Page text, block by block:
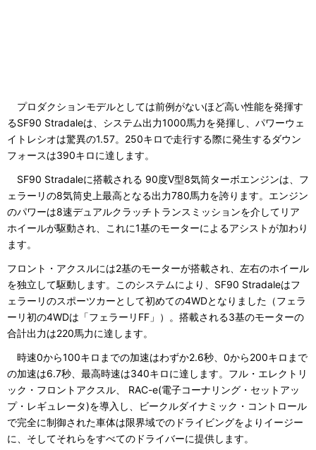
プロダクションモデルとしては前例がないほど高い性能を発揮す
るSF90 Stradaleは、システム出力1000馬力を発揮し、パワーウェ
イトレシオは驚異の1.57。250キロで走行する際に発生するダウン
フォースは390キロに達します。
SF90 Stradaleに搭載される 90度V型8気筒ターボエンジンは、フ
ェラーリの8気筒史上最高となる出力780馬力を誇ります。エンジン
のパワーは8速デュアルクラッチトランスミッションを介してリア
ホイールが駆動され、これに1基のモーターによるアシストが加わり
ます。
フロント・アクスルには2基のモーターが搭載され、左右のホイール
を独立して駆動します。このシステムにより、SF90 Stradaleはフ
ェラーリのスポーツカーとして初めての4WDとなりました（フェラ
ーリ初の4WDは「フェラーリFF」）。搭載される3基のモーターの
合計出力は220馬力に達します。
時速0から100キロまでの加速はわずか2.6秒、0から200キロまで
の加速は6.7秒、最高時速は340キロに達します。フル・エレクトリ
ック・フロントアクスル、 RAC-e(電子コーナリング・セットアッ
プ・レギュレータ)を導入し、ビークルダイナミック・コントロール
で完全に制御された車体は限界域でのドライビングをよりイージー
に、そしてそれらをすべてのドライバーに提供します。